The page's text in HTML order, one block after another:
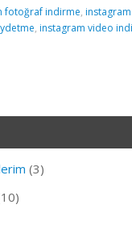
fotoğraf indirme,
, instagram video
(3)